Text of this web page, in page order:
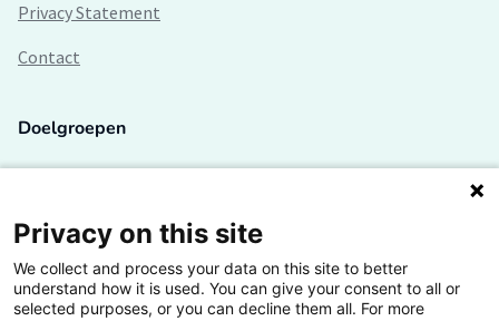
Privacy Statement
Contact
Doelgroepen
Lectoren en onderzoekers
Bedrijven
Hogescholen
Privacy on this site
We collect and process your data on this site to better
understand how it is used. You can give your consent to all or
selected purposes, or you can decline them all. For more